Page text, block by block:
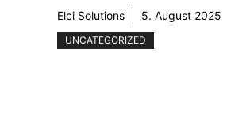
Elci Solutions 5. August 2025
UNCATEGORIZED